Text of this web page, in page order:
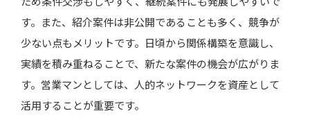
す。また、紹介案件は非公開であることも多く、競争が
少ない点もメリットです。日頃から関係構築を意識し、
実績を積み重ねることで、新たな案件の機会が広がりま
す。営業マンとしては、人的ネットワークを資産として
活用することが重要です。